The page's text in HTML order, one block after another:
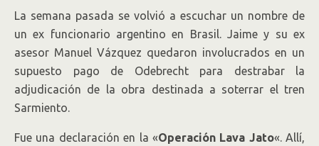
La semana pasada se volvió a escuchar un nombre de
un ex funcionario argentino en Brasil. Jaime y su ex
asesor Manuel Vázquez quedaron involucrados en un
supuesto pago de Odebrecht para destrabar la
adjudicación de la obra destinada a soterrar el tren
Sarmiento.
Fue una declaración en la «Operación Lava Jato«. Allí,